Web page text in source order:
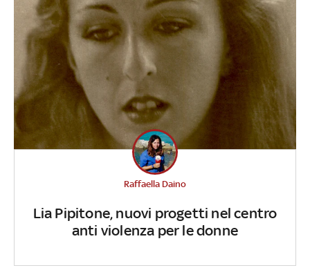
Lia Pipitone, nuovi progetti nel centro
anti violenza per le donne
Raffaella Daino